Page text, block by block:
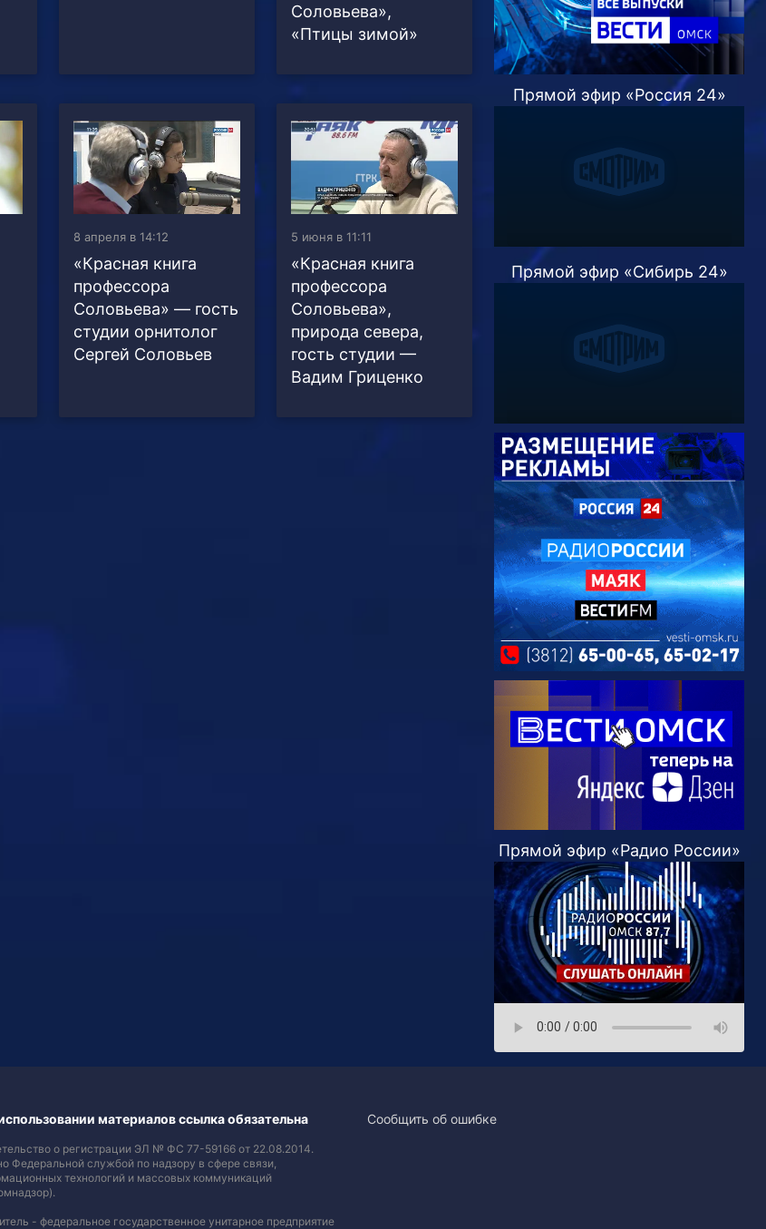
Соловьева»,
«Птицы зимой»
8 апреля в 14:12
«Красная книга
профессора
Соловьева» — гость
студии орнитолог
Сергей Соловьев
5 июня в 11:11
«Красная книга
профессора
Соловьева»,
природа севера,
гость студии —
Вадим Гриценко
Прямой эфир «Россия 24»
Прямой эфир «Сибирь 24»
Прямой эфир «Радио России»
материалов ссылка обязательна
о регистрации ЭЛ № ФС 77-59166 от 22.08.2014.
Федеральной службой по надзору в сфере связи,
технологий и массовых коммуникаций
- федеральное государственное унитарное предприятие
Сообщить об ошибке